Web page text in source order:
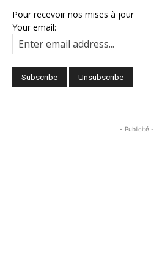
Pour recevoir nos mises à jour
Your email:
- Publicité -